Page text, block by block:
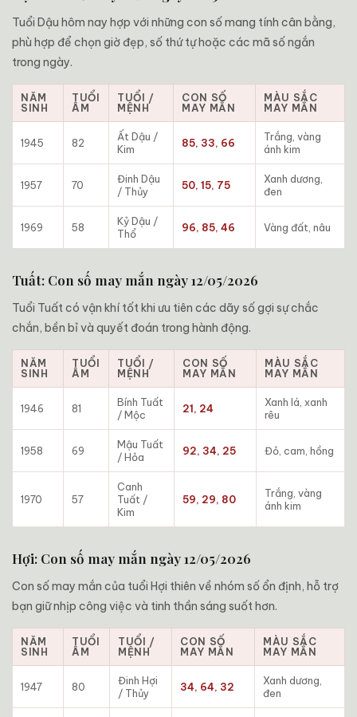
Tuổi Dậu hôm nay hợp với những con số mang tính cân bằng,
phù hợp để chọn giờ đẹp, số thứ tự hoặc các mã số ngắn
trong ngày.
NĂM
SINH
TUỔI
ÂM
TUỔI /
MỆNH
CON SỐ
MAY MẮN
MÀU SẮC
MAY MẮN
1945 82
Ất Dậu /
Kim
85, 33, 66
Trắng, vàng
ánh kim
1957 70
Đinh Dậu
/ Thủy
50, 15, 75
Xanh dương,
đen
1969 58
Kỷ Dậu /
Thổ
96, 85, 46 Vàng đất, nâu
Tuất: Con số may mắn ngày 12/05/2026
Tuổi Tuất có vận khí tốt khi ưu tiên các dãy số gợi sự chắc
chắn, bền bỉ và quyết đoán trong hành động.
NĂM
SINH
TUỔI
ÂM
TUỔI /
MỆNH
CON SỐ
MAY MẮN
MÀU SẮC
MAY MẮN
1946 81
Bính Tuất
/ Mộc
21, 24
Xanh lá, xanh
rêu
1958 69
Mậu Tuất
/ Hỏa
92, 34, 25 Đỏ, cam, hồng
1970 57
Canh
Tuất /
Kim
59, 29, 80
Trắng, vàng
ánh kim
Hợi: Con số may mắn ngày 12/05/2026
Con số may mắn của tuổi Hợi thiên về nhóm số ổn định, hỗ trợ
bạn giữ nhịp công việc và tinh thần sáng suốt hơn.
NĂM
SINH
TUỔI
ÂM
TUỔI /
MỆNH
CON SỐ
MAY MẮN
MÀU SẮC
MAY MẮN
1947 80
Đinh Hợi
/ Thủy
34, 64, 32
Xanh dương,
đen